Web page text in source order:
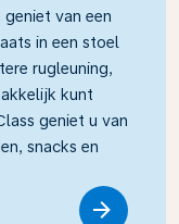
van een
in een stoel
rugleuning,
kunt
geniet u van
snacks en